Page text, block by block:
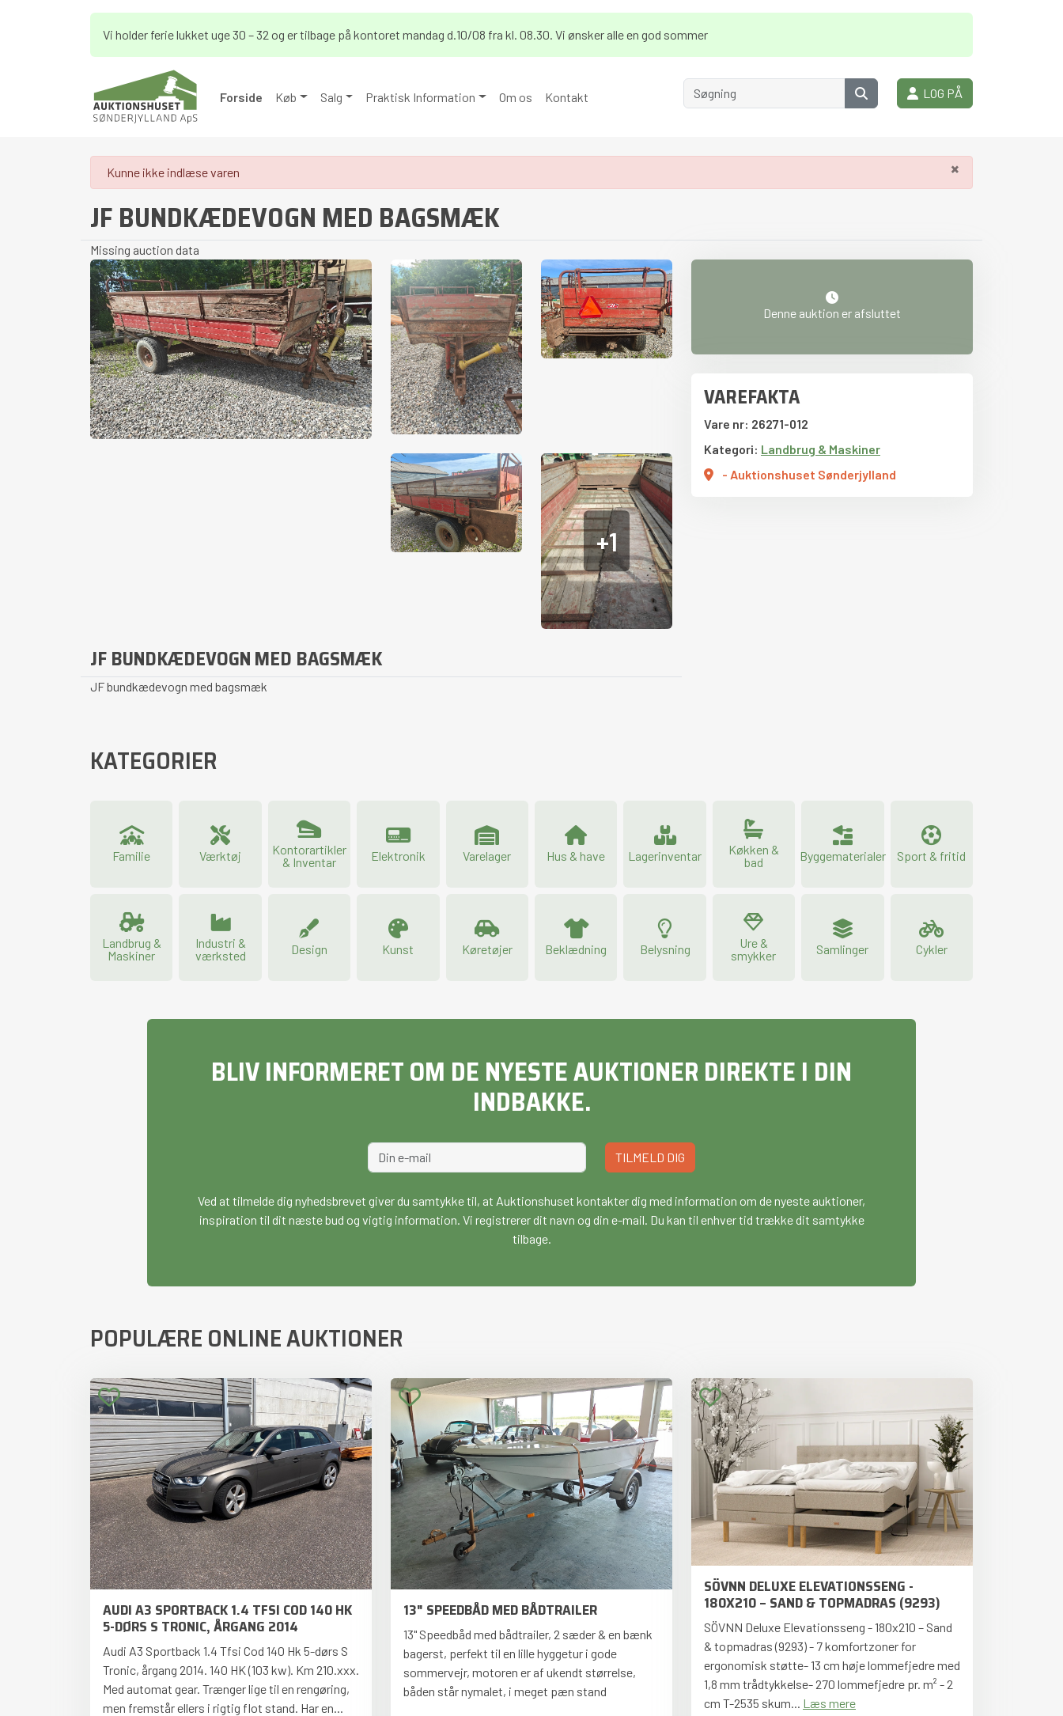
Vi holder ferie lukket uge 30 – 32 og er tilbage på kontoret mandag d.10/08 fra kl. 08.30. Vi ønsker alle en god sommer
Forside Køb Salg Praktisk Information Om os Kontakt LOG PÅ
×
danger
Kunne ikke indlæse varen
JF BUNDKÆDEVOGN MED BAGSMÆK
Missing auction data
+1
JF BUNDKÆDEVOGN MED BAGSMÆK
JF bundkædevogn med bagsmæk
Denne auktion er afsluttet
VAREFAKTA
Vare nr: 26271-012
Kategori: Landbrug & Maskiner
- Auktionshuset Sønderjylland
KATEGORIER
Familie Værktøj
Kontorartikler
& Inventar
Elektronik Varelager Hus & have Lagerinventar
Køkken &
bad
Byggematerialer Sport & fritid
Landbrug &
Maskiner
Industri &
værksted
Design Kunst Køretøjer Beklædning Belysning
Ure &
smykker
Samlinger Cykler
BLIV INFORMERET OM DE NYESTE AUKTIONER DIREKTE I DIN
INDBAKKE.
TILMELD DIG
Ved at tilmelde dig nyhedsbrevet giver du samtykke til, at Auktionshuset kontakter dig med information om de nyeste auktioner,
inspiration til dit næste bud og vigtig information. Vi registrerer dit navn og din e-mail. Du kan til enhver tid trække dit samtykke
tilbage.
POPULÆRE ONLINE AUKTIONER
AUDI A3 SPORTBACK 1.4 TFSI COD 140 HK
5-DØRS S TRONIC, ÅRGANG 2014
Audi A3 Sportback 1.4 Tfsi Cod 140 Hk 5-dørs S
Tronic, årgang 2014. 140 HK (103 kw). Km 210.xxx.
Med automat gear. Trænger lige til en rengøring,
men fremstår ellers i rigtig flot stand. Har en...
13" SPEEDBÅD MED BÅDTRAILER
13" Speedbåd med bådtrailer, 2 sæder & en bænk
bagerst, perfekt til en lille hyggetur i gode
sommervejr, motoren er af ukendt størrelse,
båden står nymalet, i meget pæn stand
SÖVNN DELUXE ELEVATIONSSENG -
180X210 – SAND & TOPMADRAS (9293)
SÖVNN Deluxe Elevationsseng - 180x210 – Sand
& topmadras (9293) - 7 komfortzoner for
ergonomisk støtte- 13 cm høje lommefjedre med
1,8 mm trådtykkelse- 270 lommefjedre pr. m² - 2
cm T-2535 skum... Læs mere